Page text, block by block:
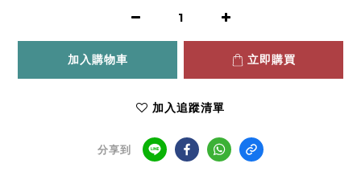
加入購物車 立即購買
加入追蹤清單
分享到